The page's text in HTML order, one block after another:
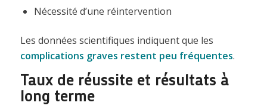
Nécessité d’une réintervention
Les données scientifiques indiquent que les
complications graves restent peu fréquentes.
Taux de réussite et résultats à
long terme